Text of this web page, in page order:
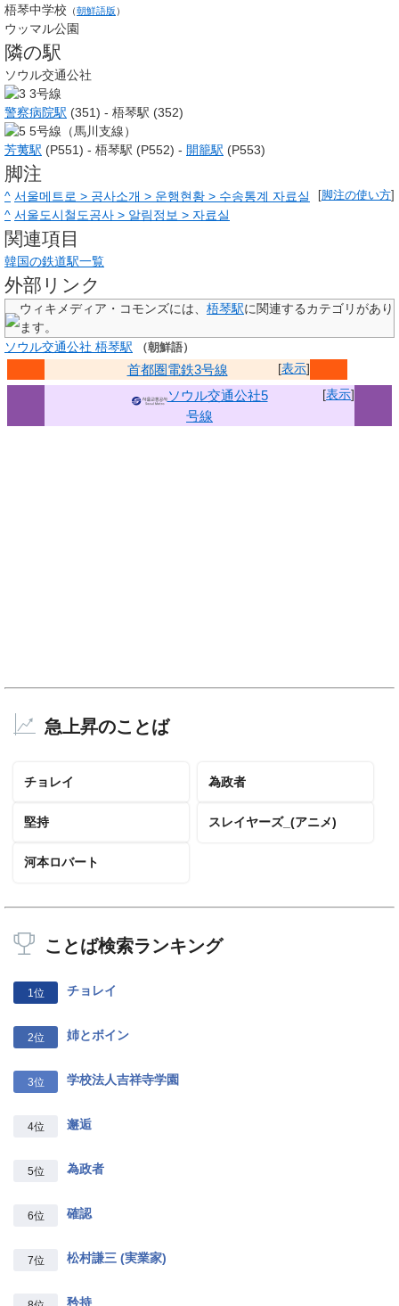
梧琴中学校 （朝鮮語版 ）
ウッマル公園
隣の駅
ソウル交通公社
3号線
警察病院駅 (351) - 梧琴駅 (352)
5号線（馬川支線）
芳荑駅 (P551) - 梧琴駅 (P552) - 開籠駅 (P553)
脚注
脚注の使い方
^ 서울메트로 > 공사소개 > 운행현황 > 수송통계 자료실
^ 서울도시철도공사 > 알림정보 > 자료실
関連項目
韓国の鉄道駅一覧
外部リンク
ウィキメディア・コモンズには、 梧琴駅に関連するカテゴリがあり
ます。
ソウル交通公社 梧琴駅
（朝鮮語）
[表示]
首都圏電鉄3号線
[表示]
ソウル交通公社5
号線
急上昇のことば
チョレイ 為政者
堅持 スレイヤーズ_(アニメ)
河本ロバート
ことば検索ランキング
1位 チョレイ
2位 姉とボイン
3位 学校法人吉祥寺学園
4位 邂逅
5位 為政者
6位 確認
7位 松村謙三 (実業家)
矜持